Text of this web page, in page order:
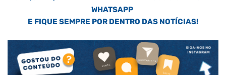
WHATSAPP
E FIQUE SEMPRE POR DENTRO DAS NOTÍCIAS!